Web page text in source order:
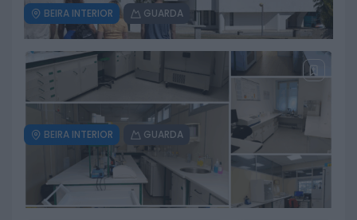
BEIRA INTERIOR GUARDA
Praia Fluvial de Valhelhas
candidata a Praia Fluvial do Ano
6 DE AGOSTO, 2026
BEIRA INTERIOR GUARDA
Universidade Politécnica da
Guarda lança três cursos em
Trancoso
3 DE AGOSTO, 2026